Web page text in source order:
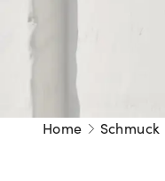
Home Schmuck